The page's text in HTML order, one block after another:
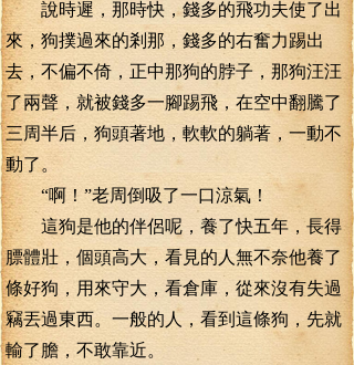
說時遲，那時快，錢多的飛功夫使了出
來，狗撲過來的剎那，錢多的右奮力踢出
去，不偏不倚，正中那狗的脖子，那狗汪汪
了兩聲，就被錢多一腳踢飛，在空中翻騰了
三周半后，狗頭著地，軟軟的躺著，一動不
動了。
“啊！”老周倒吸了一口涼氣！
這狗是他的伴侶呢，養了快五年，長得
膘體壯，個頭高大，看見的人無不奈他養了
條好狗，用來守大，看倉庫，從來沒有失過
竊丟過東西。一般的人，看到這條狗，先就
輸了膽，不敢靠近。